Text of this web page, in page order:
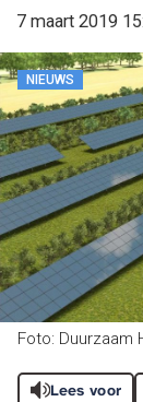
7 maart 2019
NIEUWS
Foto: Duurzaam
Lees voor